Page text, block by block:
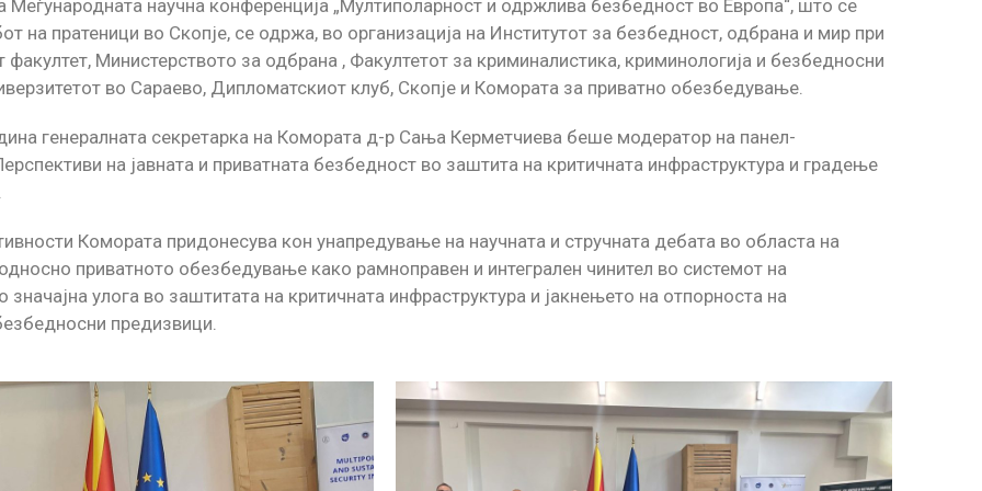
Меѓународната научна конференција „Мултиполарност и одржлива безбедност во Европа“, што се
на пратеници во Скопје, се одржа, во организација на Институтот за безбедност, одбрана и мир при
Министерството за одбрана , Факултетот за криминалистика, криминологија и безбедносни
во Сараево, Дипломатскиот клуб, Скопје и Комората за приватно обезбедување.
генералната секретарка на Комората д-р Сања Керметчиева беше модератор на панел-
на јавната и приватната безбедност во заштита на критичната инфраструктура и градење
Комората придонесува кон унапредување на научната и стручната дебата во областа на
приватното обезбедување како рамноправен и интегрален чинител во системот на
значајна улога во заштитата на критичната инфраструктура и јакнењето на отпорноста на
предизвици.